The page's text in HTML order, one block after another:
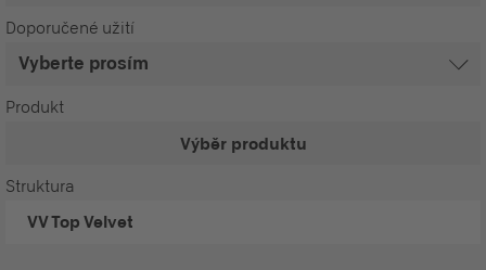
Doporučené užití
Produkt
Výběr produktu
Struktura
VVTop Velvet